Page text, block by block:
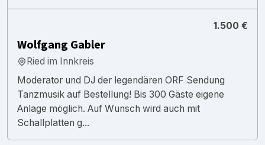
1.500 €
Wolfgang Gabler
Ried im Innkreis
Moderator und DJ der legendären ORF Sendung
Tanzmusik auf Bestellung! Bis 300 Gäste eigene
Anlage möglich. Auf Wunsch wird auch mit
Schallplatten g...